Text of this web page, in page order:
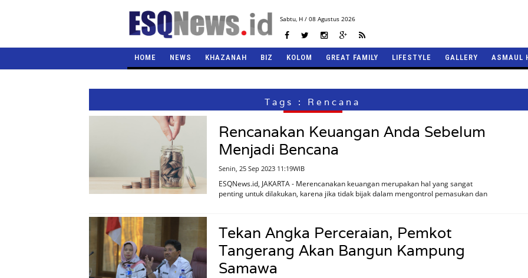
Sabtu,H / 08 Agustus 2026
HOME NEWS KHAZANAH BIZ KOLOM GREAT FAMILY LIFESTYLE GALLERY ASMAUL
Tags : Rencana
Rencanakan Keuangan Anda Sebelum
Menjadi Bencana
Senin, 25 Sep 2023 11:19WIB
ESQNews.id, JAKARTA - Merencanakan keuangan merupakan hal yang sangat
penting untuk dilakukan, karena jika tidak bijak dalam mengontrol pemasukan dan
Tekan Angka Perceraian, Pemkot
Tangerang Akan Bangun Kampung
Samawa